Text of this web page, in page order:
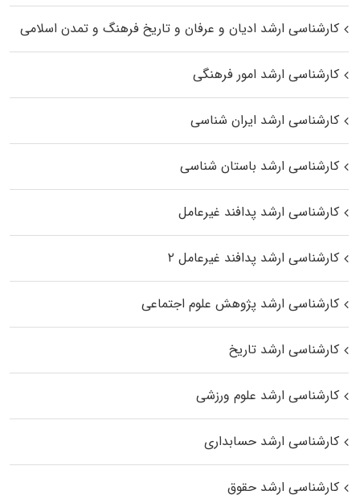
کارشناسی ارشد ادیان و عرفان و تاریخ فرهنگ و تمدن اسلامی
کارشناسی ارشد امور فرهنگی
کارشناسی ارشد ایران شناسی
کارشناسی ارشد باستان شناسی
کارشناسی ارشد پدافند غیرعامل
کارشناسی ارشد پدافند غیرعامل ۲
کارشناسی ارشد پژوهش علوم اجتماعی
کارشناسی ارشد تاریخ
کارشناسی ارشد علوم ورزشی
کارشناسی ارشد حسابداری
کارشناسی ارشد حقوق